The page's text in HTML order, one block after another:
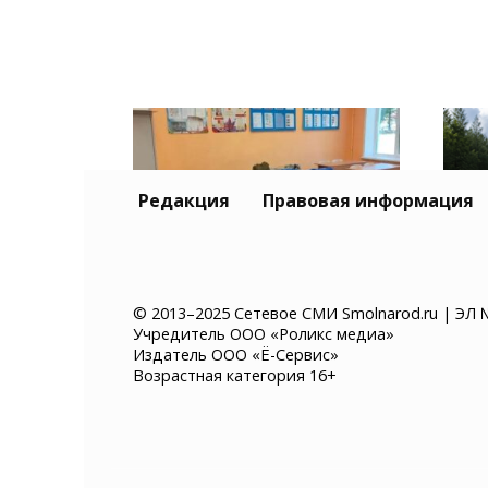
К 1 сентября 184 школы
Смоленской области
оснастят новым
оборудованием
В
Редакция Правовая информация
© 2013–2025 Сетевое СМИ Smolnarod.ru | ЭЛ
Учредитель ООО «Роликс медиа»
Издатель ООО «Ё-Сервис»
Возрастная категория 16+